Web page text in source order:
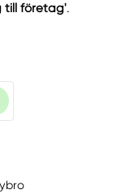
till företag'.